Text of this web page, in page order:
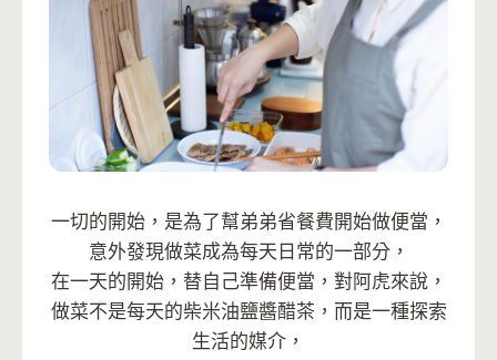
一切的開始，是為了幫弟弟省餐費開始做便當，
意外發現做菜成為每天日常的一部分，
在一天的開始，替自己準備便當，對阿虎來說，
做菜不是每天的柴米油鹽醬醋茶，而是一種探索
生活的媒介，